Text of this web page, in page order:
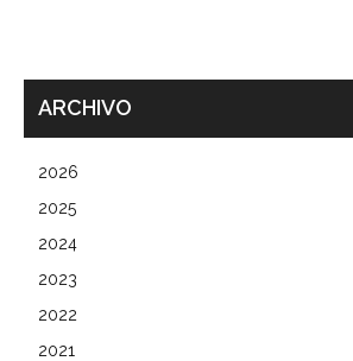
ARCHIVO
2026
2025
2024
2023
2022
2021